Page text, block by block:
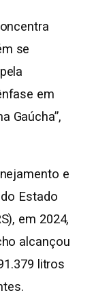
se
em
Gaúcha”,
e
Estado
em 2024,
alcançou
litros